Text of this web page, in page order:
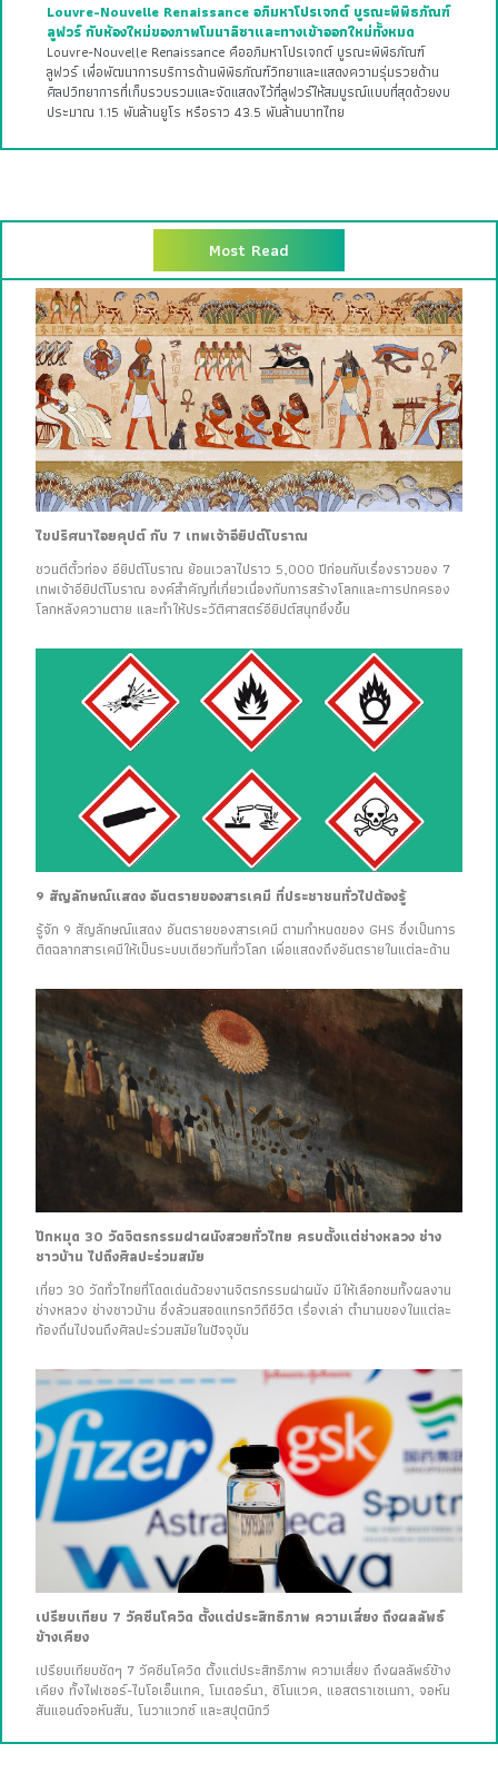
Louvre-Nouvelle Renaissance อภิมหาโปรเจกต์ บูรณะพิพิธภัณฑ์
ลูฟวร์ กับห้องใหม่ของภาพโมนาลิซาและทางเข้าออกใหม่ทั้งหมด
Louvre-Nouvelle Renaissance คืออภิมหาโปรเจกต์ บูรณะพิพิธภัณฑ์
ลูฟวร์ เพื่อพัฒนาการบริการด้านพิพิธภัณฑ์วิทยาและแสดงความรุ่มรวยด้าน
ศิลปวิทยาการที่เก็บรวบรวมและจัดแสดงไว้ที่ลูฟวร์ให้สมบูรณ์แบบที่สุดด้วยงบ
ประมาณ 1.15 พันล้านยูโร หรือราว 43.5 พันล้านบาทไทย
Most Read
ไขปริศนาไอยคุปต์ กับ 7 เทพเจ้าอียิปต์โบราณ
ชวนตีตั๋วท่อง อียิปต์โบราณ ย้อนเวลาไปราว 5,000 ปีก่อนกับเรื่องราวของ 7
เทพเจ้าอียิปต์โบราณ องค์สำคัญที่เกี่ยวเนื่องกับการสร้างโลกและการปกครอง
โลกหลังความตาย และทำให้ประวัติศาสตร์อียิปต์สนุกยิ่งขึ้น
9 สัญลักษณ์แสดง อันตรายของสารเคมี ที่ประชาชนทั่วไปต้องรู้
รู้จัก 9 สัญลักษณ์แสดง อันตรายของสารเคมี ตามกำหนดของ GHS ซึ่งเป็นการ
ติดฉลากสารเคมีให้เป็นระบบเดียวกันทั่วโลก เพื่อแสดงถึงอันตรายในแต่ละด้าน
ปักหมุด 30 วัดจิตรกรรมฝาผนังสวยทั่วไทย ครบตั้งแต่ช่างหลวง ช่าง
ชาวบ้าน ไปถึงศิลปะร่วมสมัย
เที่ยว 30 วัดทั่วไทยที่โดดเด่นด้วยงานจิตรกรรมฝาผนัง มีให้เลือกชมทั้งผลงาน
ช่างหลวง ช่างชาวบ้าน ซึ่งล้วนสอดแทรกวิถีชีวิต เรื่องเล่า ตำนานของในแต่ละ
ท้องถิ่นไปจนถึงศิลปะร่วมสมัยในปัจจุบัน
เปรียบเทียบ 7 วัคซีนโควิด ตั้งแต่ประสิทธิภาพ ความเสี่ยง ถึงผลลัพธ์
ข้างเคียง
เปรียบเทียบชัดๆ 7 วัคซีนโควิด ตั้งแต่ประสิทธิภาพ ความเสี่ยง ถึงผลลัพธ์ข้าง
เคียง ทั้งไฟเซอร์-ไบโอเอ็นเทค, โมเดอร์นา, ซิโนแวค, แอสตราเซเนกา, จอห์น
สันแอนด์จอห์นสัน, โนวาแวกซ์ และสปุตนิกวี